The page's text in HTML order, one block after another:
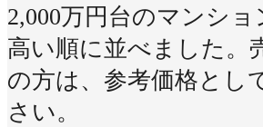
2,000万円台のマンシ
高い順に並べました。
の方は、参考価格とし
さい。